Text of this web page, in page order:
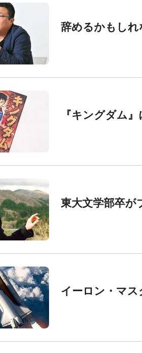
辞めるかもしれ
『キングダム
東大文学部卒が
イーロン・マ